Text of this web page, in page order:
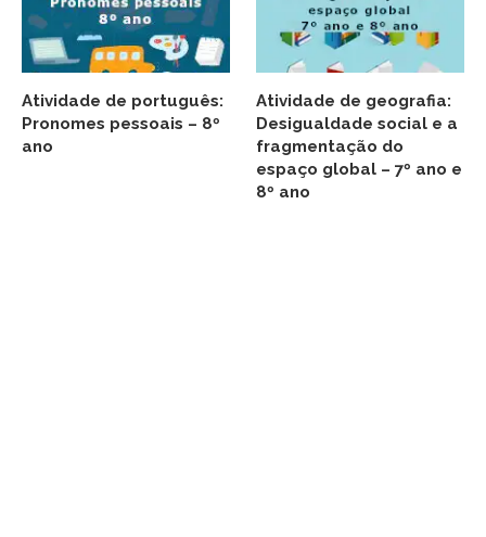
Atividade de português:
Pronomes pessoais – 8º
ano
Atividade de geografia:
Desigualdade social e a
fragmentação do
espaço global – 7º ano e
8º ano